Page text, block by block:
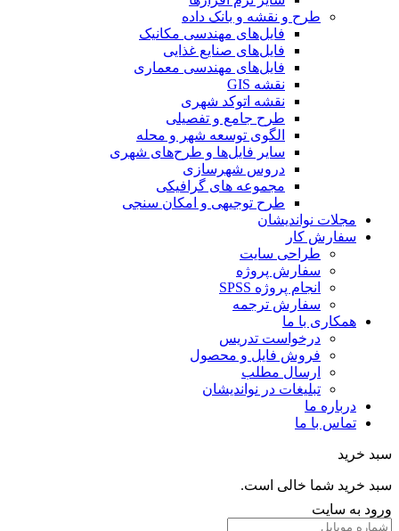
طرح و نقشه و بانک داده
فایل‌های مهندسی مکانیک
فایل‌های صنایع غذایی
فایل‌های مهندسی معماری
نقشه GIS
نقشه اتوکد شهری
طرح جامع و تفصیلی
الگوی توسعه شهر و محله
سایر فایل‌ها و طرح‌های شهری
دروس شهرسازی
مجموعه های گرافیکی
طرح توجیهی و امکان سنجی
مجلات نواندیشان
سفارش کار
طراحی سایت
سفارش پروژه
انجام پروژه SPSS
سفارش ترجمه
همکاری با ما
درخواست تدریس
فروش فایل و محصول
ارسال مطلب
تبلیغات در نواندیشان
درباره ما
تماس با ما
خرید شما خالی است.
به سایت